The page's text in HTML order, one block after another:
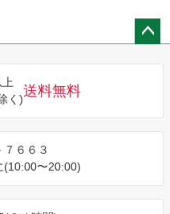
上
く)
送料無料
７６６３
(10:00〜20:00)